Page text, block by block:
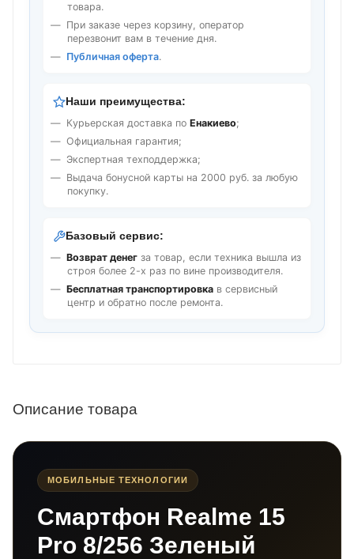
товара.
При заказе через корзину, оператор
перезвонит вам в течение дня.
Публичная оферта.
Наши преимущества:
Курьерская доставка по Енакиево;
Официальная гарантия;
Экспертная техподдержка;
Выдача бонусной карты на 2000 руб. за любую
покупку.
Базовый сервис:
Возврат денег за товар, если техника вышла из
строя более 2-х раз по вине производителя.
Бесплатная транспортировка в сервисный
центр и обратно после ремонта.
Описание товара
МОБИЛЬНЫЕ ТЕХНОЛОГИИ
Смартфон Realme 15
Pro 8/256 Зеленый